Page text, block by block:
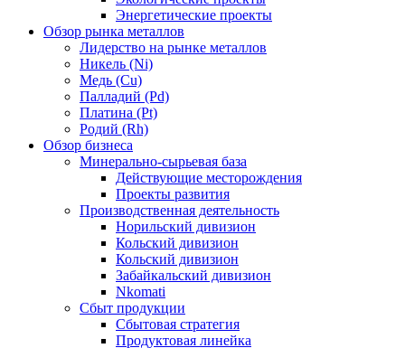
Энергетические проекты
Обзор рынка металлов
Лидерство на рынке металлов
Никель (Ni)
Медь (Cu)
Палладий (Pd)
Платина (Pt)
Родий (Rh)
Обзор бизнеса
Минерально-сырьевая база
Действующие месторождения
Проекты развития
Производственная деятельность
Норильский дивизион
Кольский дивизион
Кольский дивизион
Забайкальский дивизион
Nkomati
Сбыт продукции
Сбытовая стратегия
Продуктовая линейка